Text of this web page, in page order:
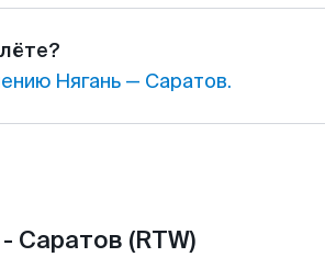
Нягань — Саратов.
Саратов (RTW)